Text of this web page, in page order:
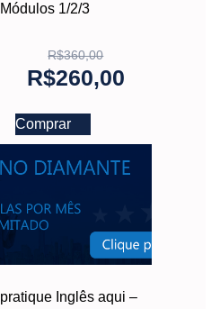
Módulos 1/2/3
R$360,00
R$260,00
Comprar
pratique Inglês aqui –